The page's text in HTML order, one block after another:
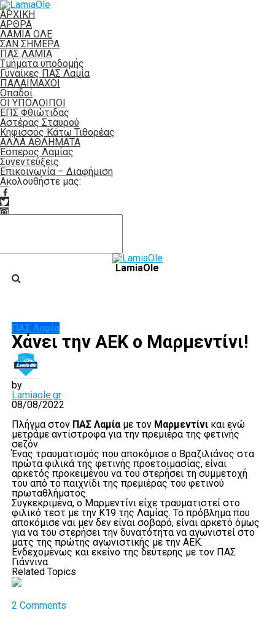
ΑΡΧΙΚΗ
ΑΡΘΡΑ
ΛΑΜΙΑ ΟΛΕ
ΣΑΝ ΣΗΜΕΡΑ
ΠΑΣ ΛΑΜΙΑ
Τμήματα υποδομής
Γυναίκες ΠΑΣ Λαμία
ΠΑΛΑΙΜΑΧΟΙ
Οπαδοί
ΟΙ ΥΠΟΛΟΙΠΟΙ
ΕΠΣ Φθιώτιδας
Αστέρας Σταυρού
Κηφισσός Κάτω Τιθορέας
ΑΛΛΑ ΑΘΛΗΜΑΤΑ
Έσπερος Λαμίας
Συνεντεύξεις
Επικοινωνία – Διαφήμιση
Ακολουθήστε μας:
LamiaOle
ΠΑΣ Λαμία
Χάνει την ΑΕΚ ο Μαρμεντίνι!
by
Lamiaole.gr
08/08/2022
Πλήγμα στον ΠΑΣ Λαμίαμε τον Μαρμεντίνικαι ενώ
μετράμε αντίστροφα για την πρεμιέρα της φετινής
σεζόν.
Ένας τραυματισμός που αποκόμισε ο Βραζιλιάνος στα
πρώτα φιλικά της φετινής προετοιμασίας, είναι
αρκετός προκειμένου να του στερήσει τη συμμετοχή
του από το παιχνίδι της πρεμιέρας του φετινού
πρωταθλήματος.
Συγκεκριμένα, ο Μαρμεντίνι είχε τραυματιστεί στο
φιλικό τεστ με την Κ19 της Λαμίας. Το πρόβλημα που
αποκόμισε ναι μεν δεν είναι σοβαρό, είναι αρκετό όμως
για να του στερήσει την δυνατότητα να αγωνιστεί στο
ματς της πρώτης αγωνιστικής με την ΑΕΚ.
Ενδεχομένως και εκείνο της δεύτερης με τον ΠΑΣ
Γιάννινα.
Related Topics
2 Comments